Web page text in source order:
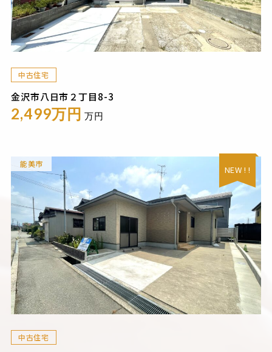
中古住宅
金沢市八日市２丁目8-3
2,499万円 万円
能美市
NEW ! !
中古住宅